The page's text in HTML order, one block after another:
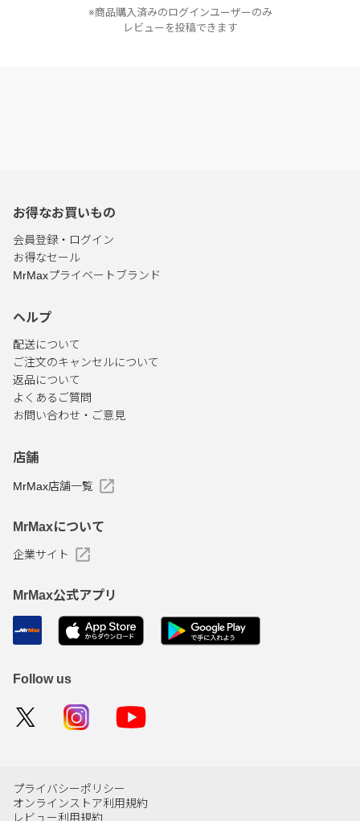
※商品購入済みのログインユーザーのみ
レビューを投稿できます
お得なお買いもの
会員登録・ログイン
お得なセール
MrMaxプライベートブランド
ヘルプ
配送について
ご注文のキャンセルについて
返品について
よくあるご質問
お問い合わせ・ご意見
店舗
MrMax店舗一覧
MrMaxについて
企業サイト
MrMax公式アプリ
Follow us
プライバシーポリシー
オンラインストア利用規約
レビュー利用規約